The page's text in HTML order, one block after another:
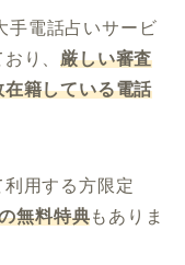
手電話占いサービ
おり、厳しい審査
籍している電話
用する方限定
無料特典もありま